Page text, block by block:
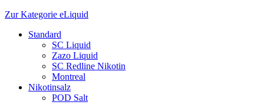
Zur Kategorie eLiquid
Standard
SC Liquid
Zazo Liquid
SC Redline Nikotin
Montreal
Nikotinsalz
POD Salt